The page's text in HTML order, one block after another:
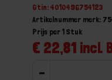
Gtin: 4010496754123
Artikelnummer merk:
€ 22,81 incl.
Prijs per 1 Stuk
-